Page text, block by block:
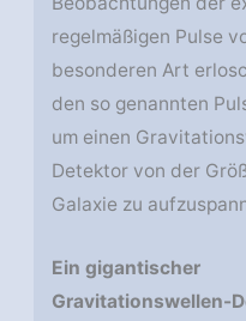
regelmäßigen Pulse
besonderen Art
den so genannten
um einen
Detektor von der
Galaxie zu
Ein gigantischer
Gravitationswellen-